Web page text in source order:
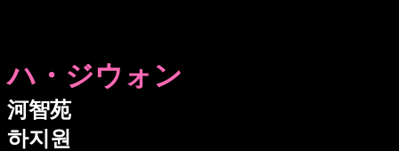
ハ・ジウォン
河智苑
하지원